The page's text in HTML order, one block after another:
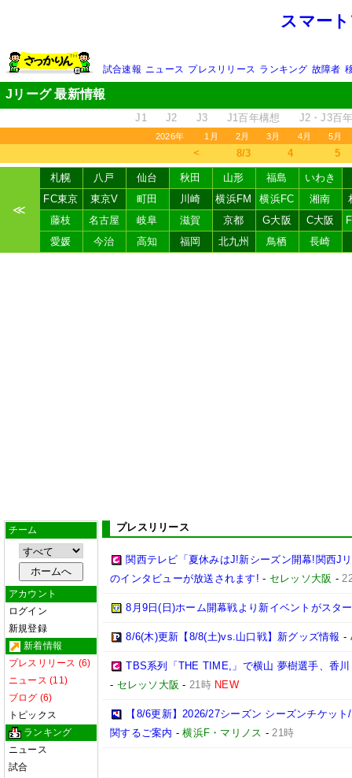
スマー
試合速報 ニュース プレスリリース ランキング 故障者
Jリーグ 最新情報
J1 J2 J3 J1百年構想 J2・J3百
2026年 1月 2月 3月 4月 5月
＜ 8/3 4 5
≪
札幌 八戸 仙台 秋田 山形 福島
いわき
FC東京
東京V 町田 川崎 横浜FM 横浜FC 湘南
藤枝
名古屋 岐阜 滋賀 京都 G大阪 C大阪
愛媛
今治 高知 福岡 北九州 鳥栖 長崎
チーム
アカウント
ログイン
新規登録
新着情報
プレスリリース (6)
ニュース (11)
ブログ (6)
トピックス
ランキング
ニュース
試合
プレスリリース
関西テレビ「夏休みはJ!新シーズン開幕!関西J
のインタビューが放送されます! - セレッソ大阪 -
8月9日(日)ホーム開幕戦より新イベントがスタ
8/6(木)更新【8/8(土)vs.山口戦】新グッズ情報 -
TBS系列「THE TIME,」で横山 夢樹選手、香
- セレッソ大阪 - 21時 NEW
【8/6更新】2026/27シーズン シーズンチケッ
関するご案内 -横浜F・マリノス -21時